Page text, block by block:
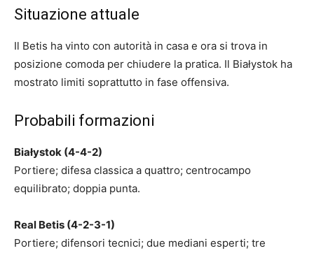
Situazione attuale
Il Betis ha vinto con autorità in casa e ora si trova in
posizione comoda per chiudere la pratica. Il Białystok ha
mostrato limiti soprattutto in fase offensiva.
Probabili formazioni
Białystok (4-4-2)
Portiere; difesa classica a quattro; centrocampo
equilibrato; doppia punta.
Real Betis (4-2-3-1)
Portiere; difensori tecnici; due mediani esperti; tre